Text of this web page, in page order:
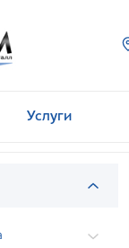
Услуги